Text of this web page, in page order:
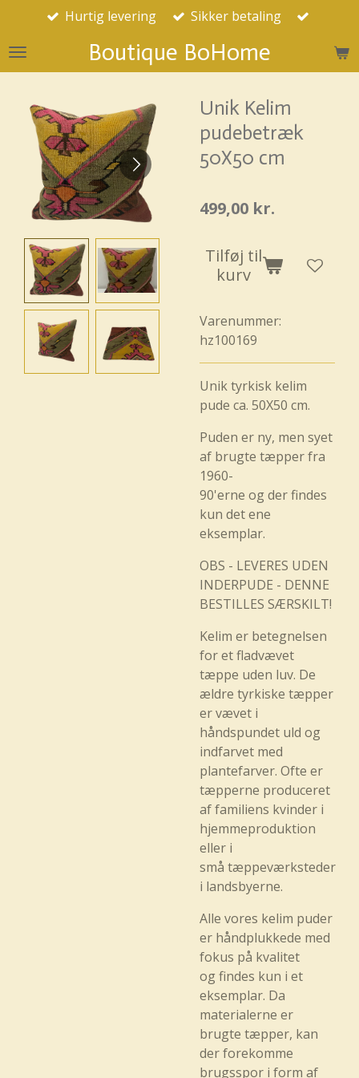
Spring
hovedindhold Boutique BoHome
Hurtig levering Sikker betaling
Unik Kelim
pudebetræk
50X50 cm
499,00 kr.
Tilføj til
kurv
Varenummer:
hz100169
Unik tyrkisk kelim
pude ca. 50X50 cm.
Puden er ny, men syet
af brugte tæpper fra
1960-
90'erne og der findes
kun det ene
eksemplar.
OBS - LEVERES UDEN
INDERPUDE - DENNE
BESTILLES SÆRSKILT!
Kelim er betegnelsen
for et fladvævet
tæppe uden luv. De
ældre tyrkiske tæpper
er vævet i
håndspundet uld og
indfarvet med
plantefarver. Ofte er
tæpperne produceret
af familiens kvinder i
hjemmeproduktion
eller i
små tæppeværksteder
i landsbyerne.
Alle vores kelim puder
er håndplukkede med
fokus på kvalitet
og findes kun i et
eksemplar. Da
materialerne er
brugte tæpper, kan
der forekomme
brugsspor i form af